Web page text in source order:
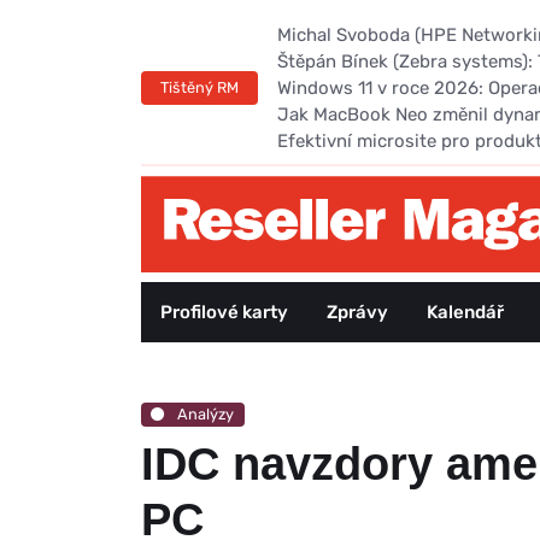
Tištěný RM
Michal Svoboda (HPE
Štěpán Bínek (Zebra
Windows 11 v roce 2026:
Jak MacBook Neo změnil
Efektivní microsite pro
Profilové karty Zprávy Kalendář
Analýzy
IDC navzdory
PC